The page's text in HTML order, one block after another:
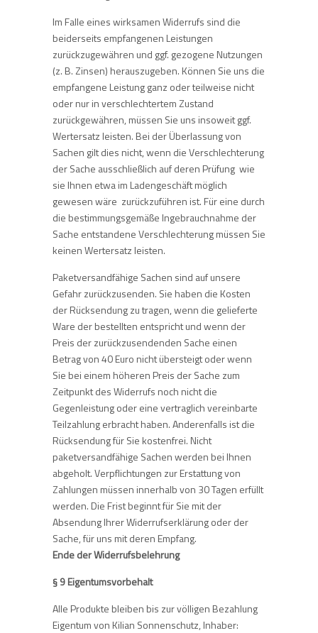
Im Falle eines wirksamen Widerrufs sind die
beiderseits empfangenen Leistungen
zurückzugewähren und ggf. gezogene Nutzungen
(z. B. Zinsen) herauszugeben. Können Sie uns die
empfangene Leistung ganz oder teilweise nicht
oder nur in verschlechtertem Zustand
zurückgewähren, müssen Sie uns insoweit ggf.
Wertersatz leisten. Bei der Überlassung von
Sachen gilt dies nicht, wenn die Verschlechterung
der Sache ausschließlich auf deren Prüfung  wie
sie Ihnen etwa im Ladengeschäft möglich
gewesen wäre  zurückzuführen ist. Für eine durch
die bestimmungsgemäße Ingebrauchnahme der
Sache entstandene Verschlechterung müssen Sie
keinen Wertersatz leisten.
Paketversandfähige Sachen sind auf unsere
Gefahr zurückzusenden. Sie haben die Kosten
der Rücksendung zu tragen, wenn die gelieferte
Ware der bestellten entspricht und wenn der
Preis der zurückzusendenden Sache einen
Betrag von 40 Euro nicht übersteigt oder wenn
Sie bei einem höheren Preis der Sache zum
Zeitpunkt des Widerrufs noch nicht die
Gegenleistung oder eine vertraglich vereinbarte
Teilzahlung erbracht haben. Anderenfalls ist die
Rücksendung für Sie kostenfrei. Nicht
paketversandfähige Sachen werden bei Ihnen
abgeholt. Verpflichtungen zur Erstattung von
Zahlungen müssen innerhalb von 30 Tagen erfüllt
werden. Die Frist beginnt für Sie mit der
Absendung Ihrer Widerrufserklärung oder der
Sache, für uns mit deren Empfang.
Ende der Widerrufsbelehrung
§ 9 Eigentumsvorbehalt
Alle Produkte bleiben bis zur völligen Bezahlung
Eigentum von Kilian Sonnenschutz, Inhaber: